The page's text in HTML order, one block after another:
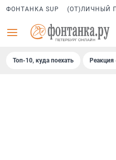
ФОНТАНКА SUP (ОТ)ЛИЧНЫЙ
Топ-10, куда поехать